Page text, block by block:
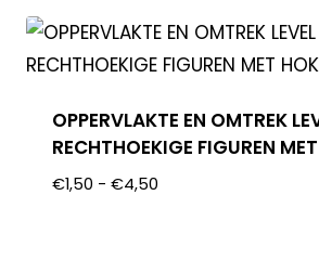
OPPERVLAKTE EN OMTREK
RECHTHOEKIGE FIGUREN
€1,50 - €4,50